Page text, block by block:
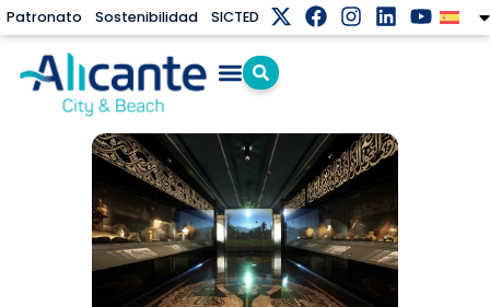
Patronato Sostenibilidad SICTED